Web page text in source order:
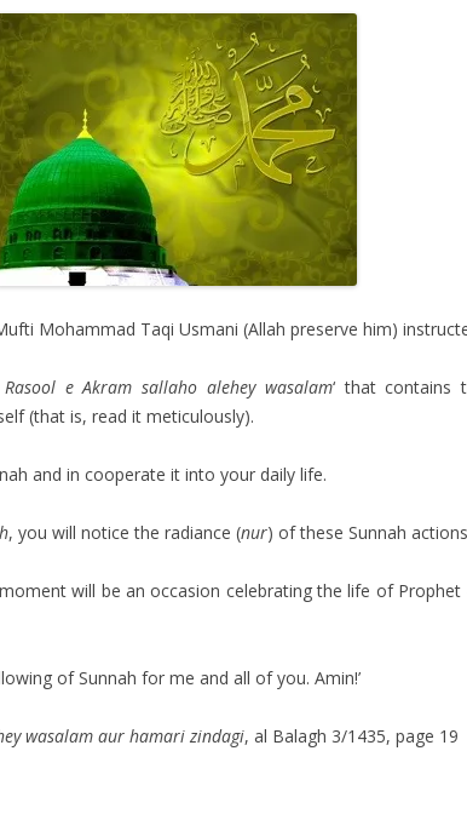
Mohammad Taqi Usmani (Allah preserve him)
e Akram sallaho alehey wasalam‘ that contains
(that is, read it meticulously).
and in cooperate it into your daily life.
, you will notice the radiance (nur) of these Sunnah
will be an occasion celebrating the life of Prophet
of Sunnah for me and all of you. Amin!’
wasalam aur hamari zindagi, al Balagh 3/1435, page 19